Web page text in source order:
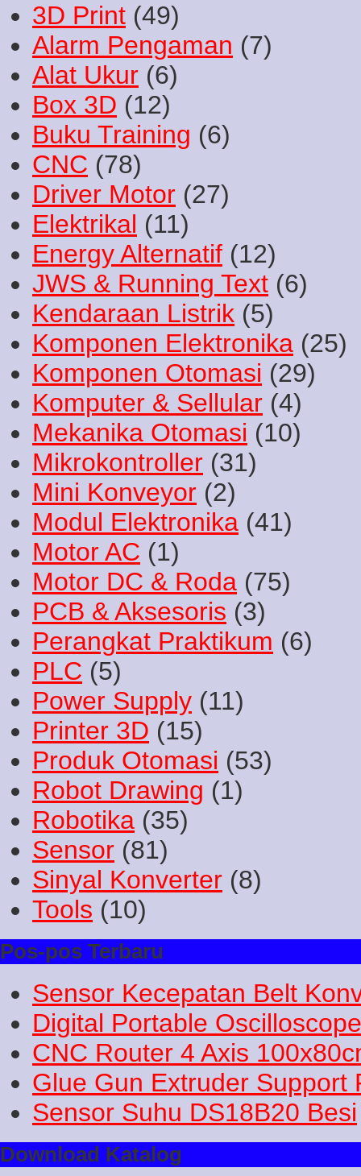
3D Print (49)
Alarm Pengaman (7)
Alat Ukur (6)
Box 3D (12)
Buku Training (6)
CNC (78)
Driver Motor (27)
Elektrikal (11)
Energy Alternatif (12)
JWS & Running Text (6)
Kendaraan Listrik (5)
Komponen Elektronika (25)
Komponen Otomasi (29)
Komputer & Sellular (4)
Mekanika Otomasi (10)
Mikrokontroller (31)
Mini Konveyor (2)
Modul Elektronika (41)
Motor AC (1)
Motor DC & Roda (75)
PCB & Aksesoris (3)
Perangkat Praktikum (6)
PLC (5)
Power Supply (11)
Printer 3D (15)
Produk Otomasi (53)
Robot Drawing (1)
Robotika (35)
Sensor (81)
Sinyal Konverter (8)
Tools (10)
Pos-pos Terbaru
Sensor Kecepatan Belt
Digital Portable
CNC Router 4 Axis
Glue Gun Extruder Support
Sensor Suhu DS18B20 Besi
Download Katalog